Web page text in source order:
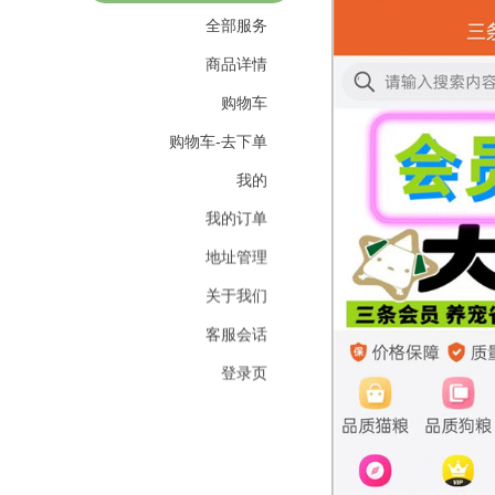
全部服务
商品详情
购物车
购物车-去下单
我的
我的订单
地址管理
关于我们
客服会话
登录页